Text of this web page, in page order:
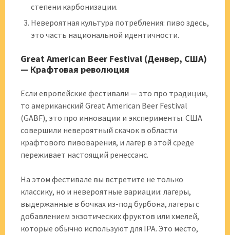
степени карбонизации.
Невероятная культура потребления: пиво здесь,
это часть национальной идентичности.
Great American Beer Festival (Денвер, США)
— Крафтовая революция
Если европейские фестивали — это про традиции,
то американский Great American Beer Festival
(GABF), это про инновации и эксперименты. США
совершили невероятный скачок в области
крафтового пивоварения, и лагер в этой среде
переживает настоящий ренессанс.
На этом фестивале вы встретите не только
классику, но и невероятные вариации: лагеры,
выдержанные в бочках из-под бурбона, лагеры с
добавлением экзотических фруктов или хмелей,
которые обычно используют для IPA. Это место,